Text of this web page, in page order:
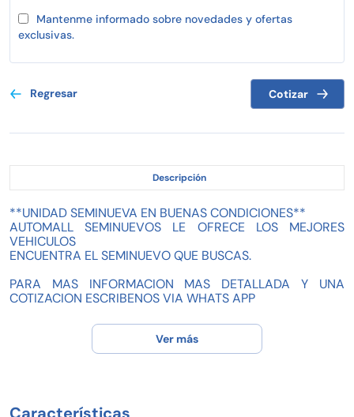
Mantenme informado sobre novedades y ofertas
exclusivas.
Regresar Cotizar
Descripción
**UNIDAD SEMINUEVA EN BUENAS CONDICIONES**
AUTOMALL SEMINUEVOS LE OFRECE LOS MEJORES
VEHICULOS
ENCUENTRA EL SEMINUEVO QUE BUSCAS.
PARA MAS INFORMACION MAS DETALLADA Y UNA
COTIZACION ESCRIBENOS VIA WHATS APP
1.- ¿Quiénes somos?
grupo comercial automotriz con presencia en los estados
Ver más
Características